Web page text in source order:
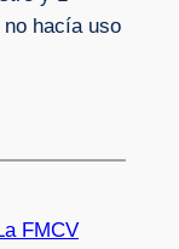
hacía uso
FMCV